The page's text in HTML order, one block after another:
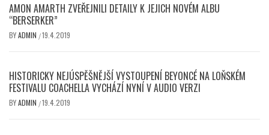
AMON AMARTH ZVEŘEJNILI DETAILY K JEJICH NOVÉM ALBU
“BERSERKER”
BYADMIN /19.4.2019
HISTORICKY NEJÚSPĚŠNĚJŠÍ VYSTOUPENÍ BEYONCÉ NA LOŇSKÉM
FESTIVALU COACHELLA VYCHÁZÍ NYNÍ V AUDIO VERZI
BYADMIN /19.4.2019